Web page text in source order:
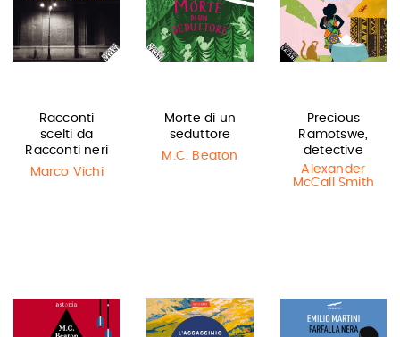
Racconti
scelti da
Racconti neri
Marco Vichi
Morte di un
seduttore
M.C. Beaton
Precious
Ramotswe,
detective
Alexander
McCall Smith